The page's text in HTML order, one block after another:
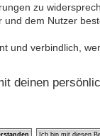
zu
dem Nutzer
und verbindlich,
deinen